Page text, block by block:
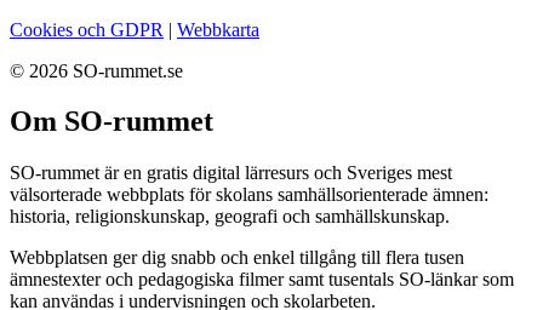
Cookies och GDPR | Webbkarta
© 2026 SO-rummet.se
Om SO-rummet
SO-rummet är en gratis digital lärresurs och Sveriges mest
välsorterade webbplats för skolans samhällsorienterade ämnen:
historia, religionskunskap, geografi och samhällskunskap.
Webbplatsen ger dig snabb och enkel tillgång till flera tusen
ämnestexter och pedagogiska filmer samt tusentals SO-länkar som
kan användas i undervisningen och skolarbeten.